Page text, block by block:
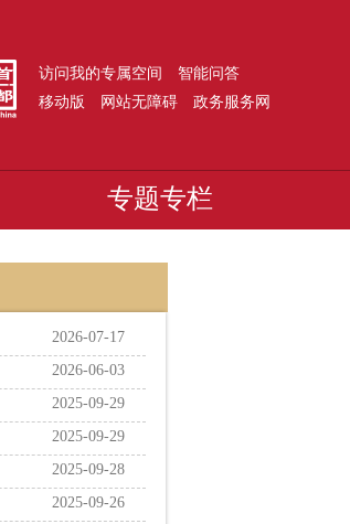
访问我的专属空间
智能问答
移动版
网站无障碍 政务服务网
专题专栏
2026-07-17
2026-06-03
2025-09-29
2025-09-29
2025-09-28
2025-09-26